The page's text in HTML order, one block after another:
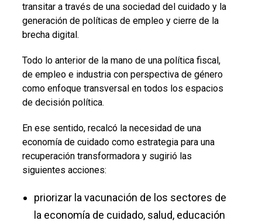
transitar a través de una sociedad del cuidado y la
generación de políticas de empleo y cierre de la
brecha digital.
Todo lo anterior de la mano de una política fiscal,
de empleo e industria con perspectiva de género
como enfoque transversal en todos los espacios
de decisión política.
En ese sentido, recalcó la necesidad de una
economía de cuidado como estrategia para una
recuperación transformadora y sugirió las
siguientes acciones:
priorizar la vacunación de los sectores de
la economía de cuidado, salud, educación